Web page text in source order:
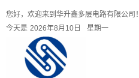
您好，欢迎来到华升鑫多层电路有限公司！
今天是 2026年8月10日 星期一